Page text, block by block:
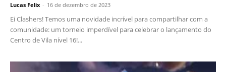
Lucas Felix - 16 de dezembro de 2023
Ei Clashers! Temos uma novidade incrível para compartilhar com a
comunidade: um torneio imperdível para celebrar o lançamento do
Centro de Vila nível 16!...